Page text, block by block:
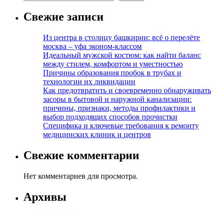
Свежие записи
Из центра в столицу башкирии: всё о перелёте
москва – уфа эконом-классом
Идеальный мужской костюм: как найти баланс
между стилем, комфортом и уместностью
Причины образования пробок в трубах и
технологии их ликвидации
Как предотвратить и своевременно обнаруживать
засоры в бытовой и наружной канализации:
причины, признаки, методы профилактики и
выбор подходящих способов прочистки
Специфика и ключевые требования к ремонту
медицинских клиник и центров
Свежие комментарии
Нет комментариев для просмотра.
Архивы